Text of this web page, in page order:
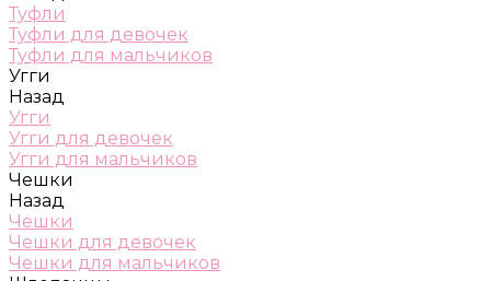
Туфли
Туфли для девочек
Туфли для мальчиков
Угги
Назад
Угги
Угги для девочек
Угги для мальчиков
Чешки
Назад
Чешки
Чешки для девочек
Чешки для мальчиков